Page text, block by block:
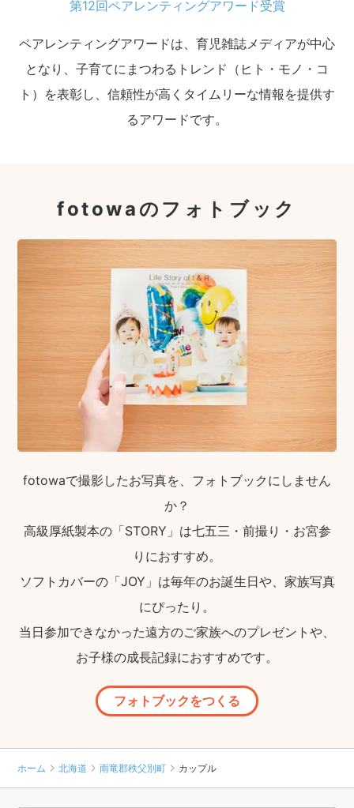
第12回ペアレンティングアワード受賞
ペアレンティングアワードは、育児雑誌メディアが中心
となり、子育てにまつわるトレンド（ヒト・モノ・コ
ト）を表彰し、信頼性が高くタイムリーな情報を提供す
るアワードです。
fotowaのフォトブック
fotowaで撮影したお写真を、フォトブックにしません
か？
高級厚紙製本の「STORY」は七五三・前撮り・お宮参
りにおすすめ。
ソフトカバーの「JOY」は毎年のお誕生日や、家族写真
にぴったり。
当日参加できなかった遠方のご家族へのプレゼントや、
お子様の成長記録におすすめです。
フォトブックをつくる
ホーム 北海道 雨竜郡秩父別町 カップル